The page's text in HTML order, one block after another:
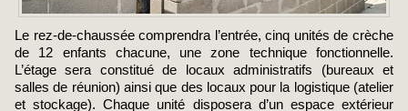
Le rez-de-chaussée comprendra l’entrée, cinq unités de crèche
de 12 enfants chacune, une zone technique fonctionnelle.
L’étage sera constitué de locaux administratifs (bureaux et
salles de réunion) ainsi que des locaux pour la logistique (atelier
et stockage). Chaque unité disposera d’un espace extérieur